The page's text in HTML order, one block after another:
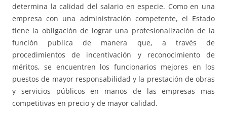
determina la calidad del salario en especie. Como en una
empresa con una administración competente, el Estado
tiene la obligación de lograr una profesionalización de la
función publica de manera que, a través de
procedimientos de incentivación y reconocimiento de
méritos, se encuentren los funcionarios mejores en los
puestos de mayor responsabilidad y la prestación de obras
y servicios públicos en manos de las empresas mas
competitivas en precio y de mayor calidad.